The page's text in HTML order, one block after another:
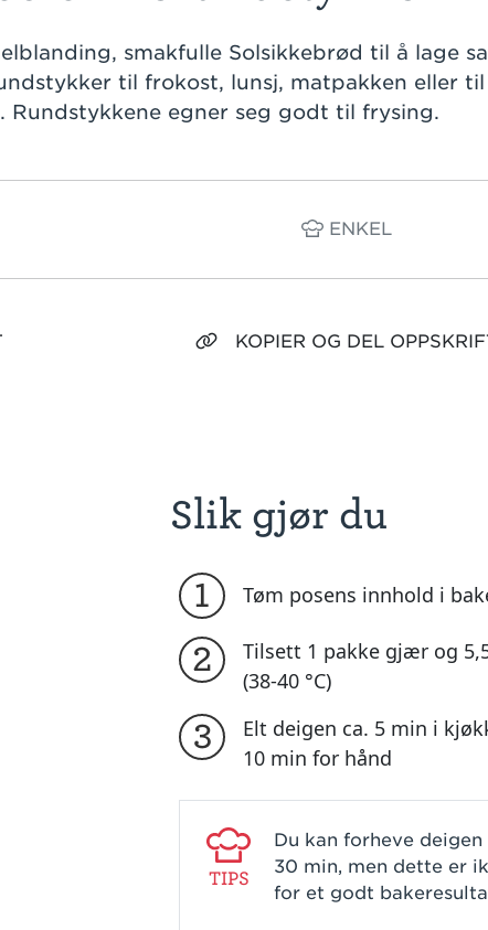
smakfulle Solsikkebrød til å lage
til frokost, lunsj, matpakken eller til
Rundstykkene egner seg godt til frysing.
ENKEL
KOPIER OG DEL
Slik gjør du
1 Tøm posens innhold i
2
Tilsett 1 pakke gjær og
(38-40 °C)
3
Elt deigen ca. 5 min i
10 min for hånd
TIPS
Du kan forheve
30 min, men dette er
for et godt